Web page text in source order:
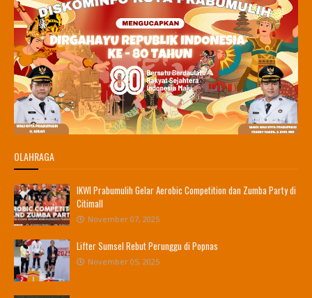
OLAHRAGA
IKWI Prabumulih Gelar Aerobic Competition dan Zumba Party di
Citimall
November 07, 2025
Lifter Sumsel Rebut Perunggu di Popnas
November 05, 2025